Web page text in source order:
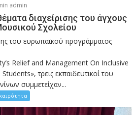
admin
διαχείρισης του άγχους
Σχολείου
του ευρωπαϊκού προγράμματος
Relief and Management On Inclusive
τρεις εκπαιδευτικοί του
συμμετείχαν...